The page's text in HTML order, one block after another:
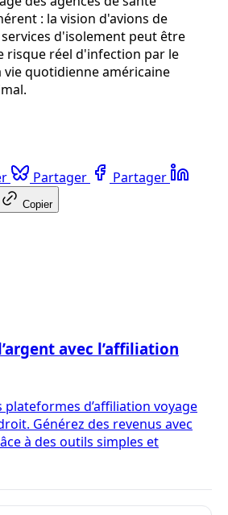
: la vision d'avions de
d'isolement peut être
risque réel d'infection par le
vie quotidienne américaine
Partager
Partager
Copier
avec l’affiliation
plateformes d’affiliation voyage
Générez des revenus avec
à des outils simples et